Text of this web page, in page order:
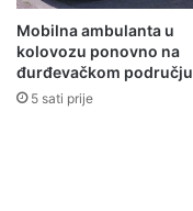
Mobilna ambulanta u
kolovozu ponovno na
đurđevačkom području
5 sati prije